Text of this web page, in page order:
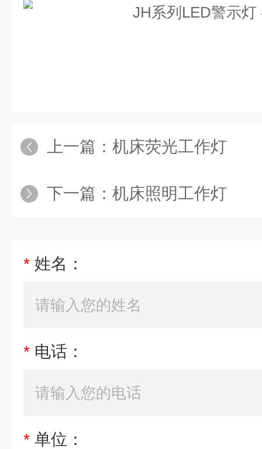
上一篇： 机床荧光工作灯
下一篇： 机床照明工作灯
* 姓名：
* 电话：
* 单位：